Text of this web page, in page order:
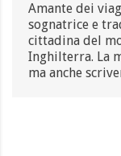
Amante dei
sognatrice e
cittadina del
Inghilterra. La
ma anche